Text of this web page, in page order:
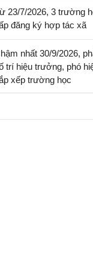
23/7/2026, 3 trường
đăng ký hợp tác xã
nhất 30/9/2026,
trí hiệu trưởng, phó
xếp trường học